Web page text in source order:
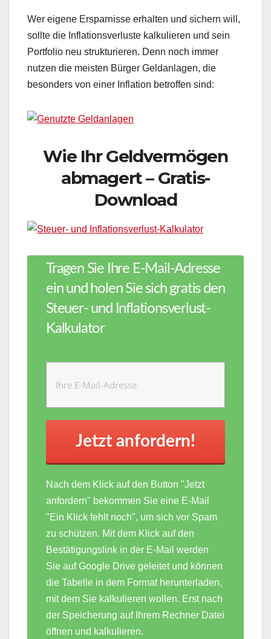
Wer eigene Ersparnisse erhalten und sichern will,
sollte die Inflationsverluste kalkulieren und sein
Portfolio neu strukturieren. Denn noch immer
nutzen die meisten Bürger Geldanlagen, die
besonders von einer Inflation betroffen sind:
Wie Ihr Geldvermögen
abmagert – Gratis-
Download
Tragen Sie Ihre E-Mail-Adresse
ein und holen Sie sich gratis den
Steuer- und Inflationsverlust-
Kalkulator
Jetzt anfordern!
Nach dem Klick auf den Button "Jetzt
anfordern" bekommen Sie eine E-Mail
"Ein Klick fehlt noch", um sich vor Spam
zu schützen. Mit dem Klick auf den
Bestätigungslink in der E-Mail werden
Sie auf Google Drive geleitet und können
die Tabelle in dem Format herunterladen,
mit dem Sie kalkulieren wollen. Erst nach
der Speicherung auf Ihrem Rechner Datei
öffnen und kalkulieren.